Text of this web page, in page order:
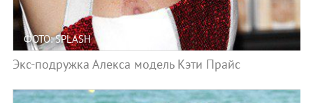
ФОТО: SPLASH
Экс-подружка Алекса модель Кэти Прайс